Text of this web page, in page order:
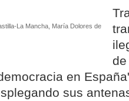
La Mancha, María Dolores de
en
sus